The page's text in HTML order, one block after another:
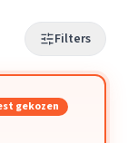
Filters
gekozen